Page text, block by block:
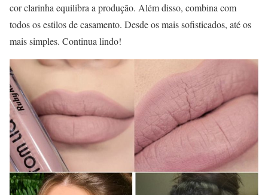
cor clarinha equilibra a produção. Além disso, combina com
todos os estilos de casamento. Desde os mais sofisticados, até os
mais simples. Continua lindo!